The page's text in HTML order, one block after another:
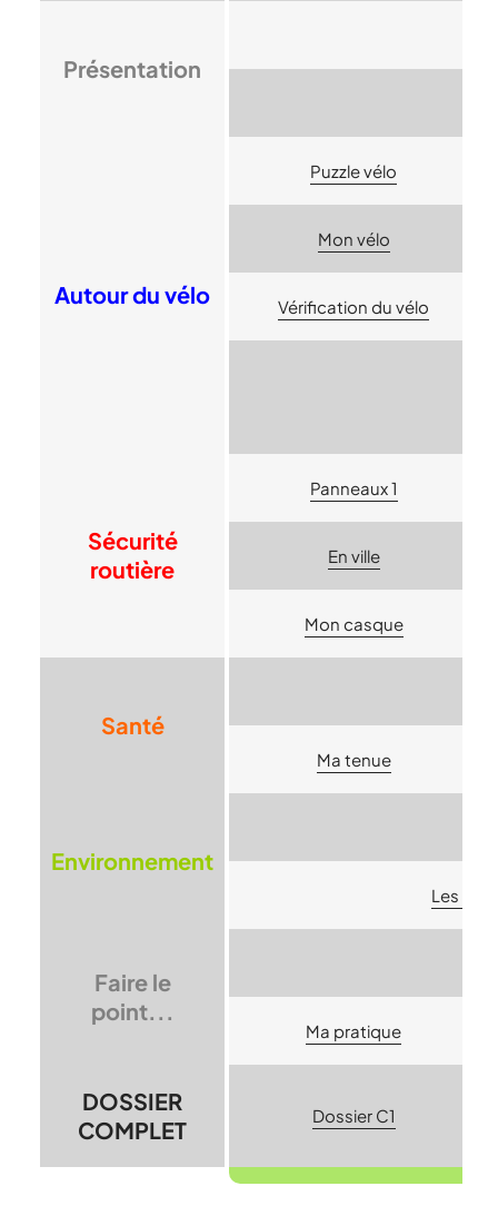
Présentation
Autour du vélo
Puzzle vélo
Mon vélo
Vérification du vélo
Sécurité
routière
Panneaux 1
En ville
Mon casque
Santé
Ma tenue
Environnement
Les
Faire le
point...
Ma pratique
DOSSIER
COMPLET
Dossier C1